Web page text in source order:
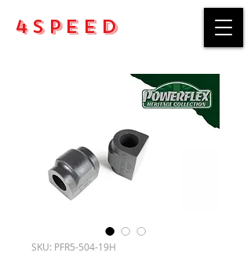
4Speed
SKU: PFR5-504-19H